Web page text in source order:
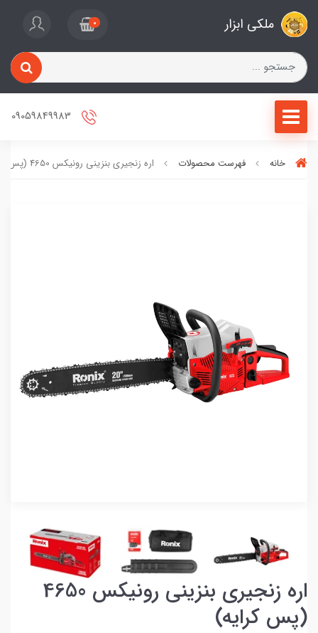
ملکی ابزار 0
خانه فهرست محصولات اره زنجیری بنزینی رونیکس 4650 (پس کرایه)
اره زنجیری بنزینی رونیکس 4650
(پس کرایه)